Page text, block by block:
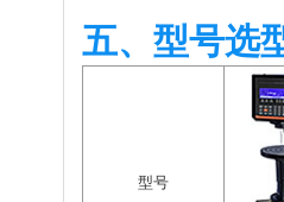
五、型号选
型号